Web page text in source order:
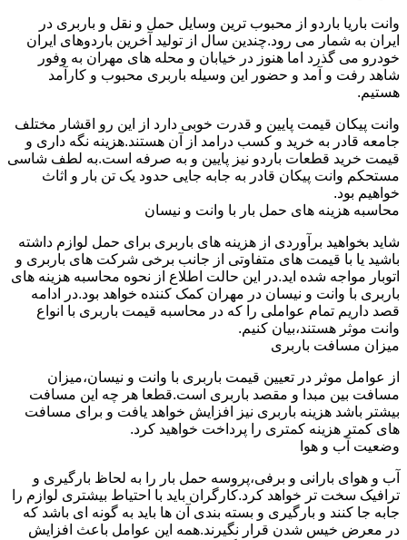
وانت باریا باردو از محبوب ترین وسایل حمل و نقل و باربری در
ایران به شمار می رود.چندین سال از تولید آخرین باردوهای ایران
خودرو می گذرد اما هنوز در خیابان و محله های مهران به وفور
شاهد رفت و آمد و حضور این وسیله باربری محبوب و کارآمد
هستیم.
وانت پیکان قیمت پایین و قدرت خوبی دارد از این رو اقشار مختلف
جامعه قادر به خرید و کسب درامد از آن هستند.هزینه نگه داری و
قیمت خرید قطعات باردو نیز پایین و به صرفه است.به لطف شاسی
مستحکم وانت پیکان قادر به جابه جایی حدود یک تن بار و اثاث
خواهیم بود.
محاسبه هزینه های حمل بار با وانت و نیسان
شاید بخواهید برآوردی از هزینه های باربری برای حمل لوازم داشته
باشید یا با قیمت های متفاوتی از جانب برخی شرکت های باربری و
اتوبار مواجه شده اید.در این حالت اطلاع از نحوه محاسبه هزینه های
باربری با وانت و نیسان در مهران کمک کننده خواهد بود.در ادامه
قصد داریم تمام عواملی را که در محاسبه قیمت باربری با انواع
وانت موثر هستند،بیان کنیم.
میزان مسافت باربری
از عوامل موثر در تعیین قیمت باربری با وانت و نیسان،میزان
مسافت بین مبدا و مقصد باربری است.قطعا هر چه این مسافت
بیشتر باشد هزینه باربری نیز افزایش خواهد یافت و برای مسافت
های کمتر هزینه کمتری را پرداخت خواهید کرد.
وضعیت آب و هوا
آب و هوای بارانی و برفی،پروسه حمل بار را به لحاظ بارگیری و
ترافیک سخت تر خواهد کرد.کارگران باید با احتیاط بیشتری لوازم را
جابه جا کنند و بارگیری و بسته بندی آن ها باید به گونه ای باشد که
در معرض خیس شدن قرار نگیرند.همه این عوامل باعث افزایش